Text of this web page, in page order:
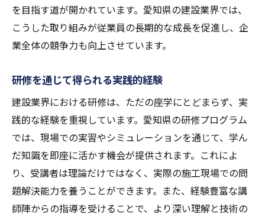
を目指す道が開かれています。愛知県の建設業界では、
こうした取り組みが従業員の長期的な成長を促進し、企
業全体の競争力も向上させています。
研修を通じて得られる実践的経験
建設業界における研修は、ただの座学にとどまらず、実
践的な経験を重視しています。愛知県の研修プログラム
では、現場での実習やシミュレーションを通じて、学ん
だ知識を即座に活かす機会が提供されます。これによ
り、受講者は理論だけではなく、実際の施工現場での問
題解決能力を養うことができます。また、経験豊富な講
師陣からの指導を受けることで、より深い理解と技術の